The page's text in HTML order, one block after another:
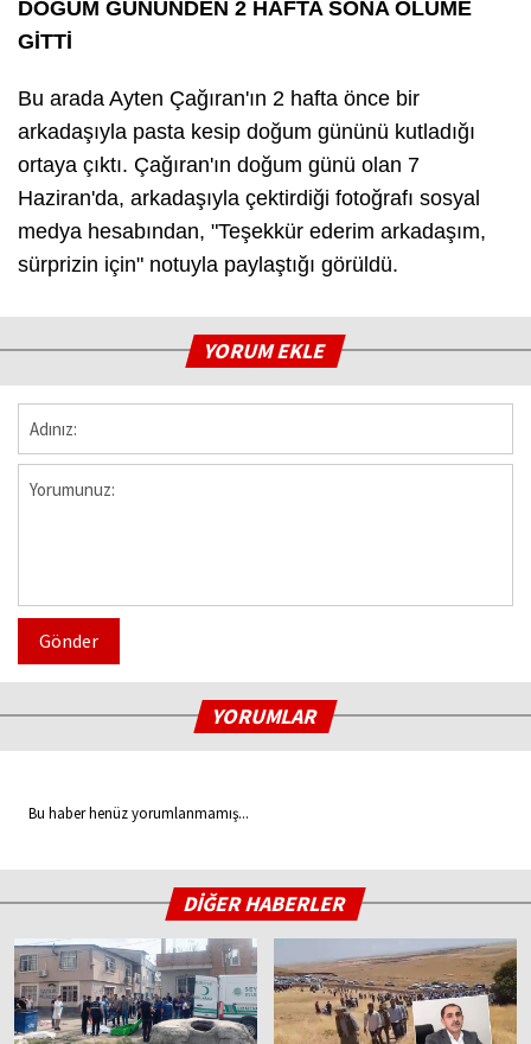
DOĞUM GÜNÜNDEN 2 HAFTA SONA ÖLÜME
GİTTİ
Bu arada Ayten Çağıran'ın 2 hafta önce bir
arkadaşıyla pasta kesip doğum gününü kutladığı
ortaya çıktı. Çağıran'ın doğum günü olan 7
Haziran'da, arkadaşıyla çektirdiği fotoğrafı sosyal
medya hesabından, "Teşekkür ederim arkadaşım,
sürprizin için" notuyla paylaştığı görüldü.
YORUM EKLE
Gönder
YORUMLAR
Bu haber henüz yorumlanmamış...
DİĞER HABERLER